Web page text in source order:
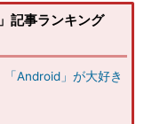
記事ランキング
Android」が大好き